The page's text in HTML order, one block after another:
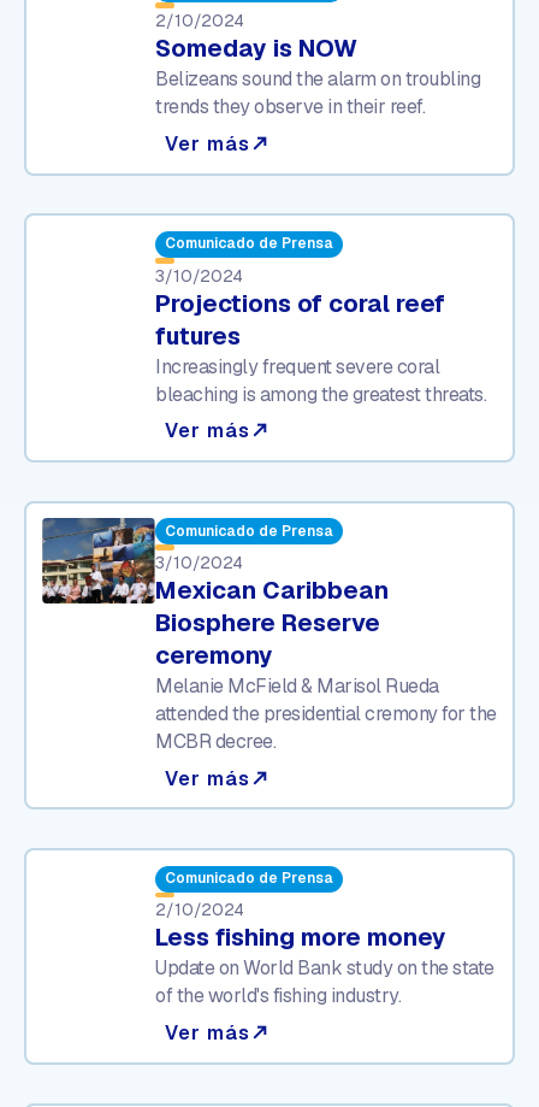
2/10/2024
Someday is NOW
Belizeans sound the alarm on troubling
trends they observe in their reef.
Ver más north_east
Comunicado de Prensa
3/10/2024
Projections of coral reef
futures
Increasingly frequent severe coral
bleaching is among the greatest threats.
Ver más north_east
Comunicado de Prensa
3/10/2024
Mexican Caribbean
Biosphere Reserve
ceremony
Melanie McField & Marisol Rueda
attended the presidential cremony for the
MCBR decree.
Ver más north_east
Comunicado de Prensa
2/10/2024
Less fishing more money
Update on World Bank study on the state
of the world's fishing industry.
Ver más north_east